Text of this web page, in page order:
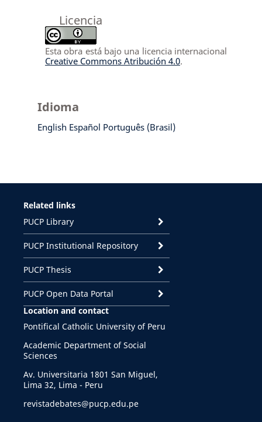
Licencia
Esta obra está bajo una licencia internacional
Creative Commons Atribución 4.0.
Idioma
English Español Português (Brasil)
Related links
PUCP Library
PUCP Institutional Repository
PUCP Thesis
PUCP Open Data Portal
Location and contact
Pontifical Catholic University of Peru
Academic Department of Social
Sciences
Av. Universitaria 1801 San Miguel,
Lima 32, Lima - Peru
revistadebates@pucp.edu.pe